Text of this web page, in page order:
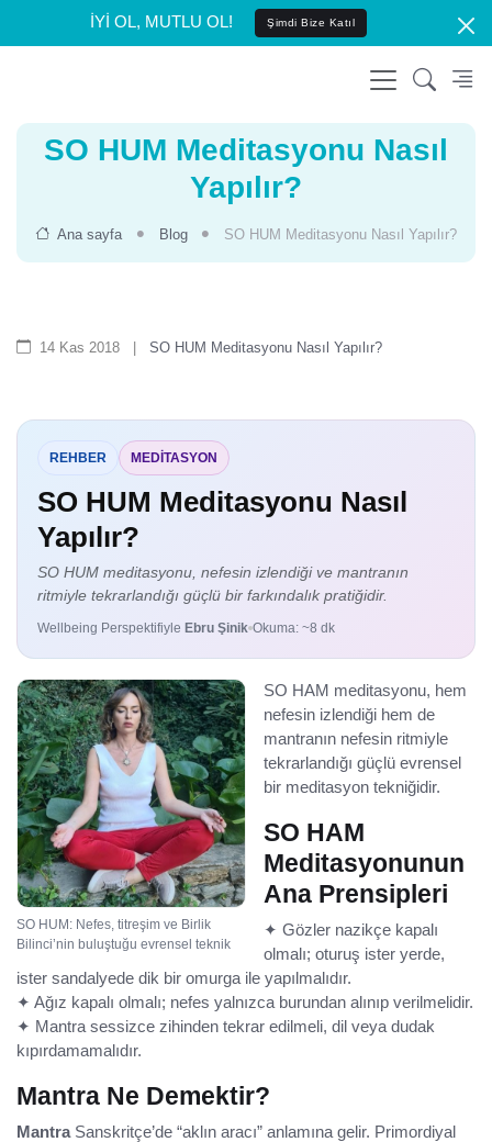
İYİ OL, MUTLU OL! Şimdi Bize Katıl
SO HUM Meditasyonu Nasıl
Yapılır?
Ana sayfa Blog SO HUM Meditasyonu Nasıl Yapılır?
14 Kas 2018 SO HUM Meditasyonu Nasıl Yapılır?
REHBER MEDITASYON
SO HUM Meditasyonu Nasıl
Yapılır?
SO HUM meditasyonu, nefesin izlendiği ve mantranın
ritmiyle tekrarlandığı güçlü bir farkındalık pratiğidir.
Wellbeing Perspektifiyle Ebru Şinik Okuma: ~8 dk
SO HUM: Nefes, titreşim ve Birlik
Bilinci’nin buluştuğu evrensel teknik
SO HAM meditasyonu, hem
nefesin izlendiği hem de
mantranın nefesin ritmiyle
tekrarlandığı güçlü evrensel
bir meditasyon tekniğidir.
SO HAM
Meditasyonunun
Ana Prensipleri
✦ Gözler nazikçe kapalı
olmalı; oturuş ister yerde,
ister sandalyede dik bir omurga ile yapılmalıdır.
✦ Ağız kapalı olmalı; nefes yalnızca burundan alınıp verilmelidir.
✦ Mantra sessizce zihinden tekrar edilmeli, dil veya dudak
kıpırdamamalıdır.
Mantra Ne Demektir?
MantraSanskritçe’de “aklın aracı” anlamına gelir. Primordiyal